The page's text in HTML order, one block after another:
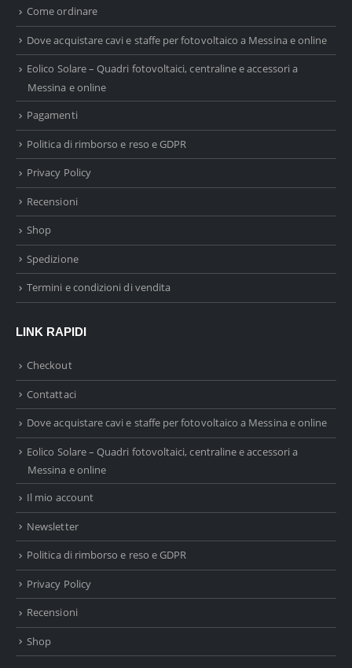
Come ordinare
Dove acquistare cavi e staffe per fotovoltaico a Messina e online
Eolico Solare – Quadri fotovoltaici, centraline e accessori a
Messina e online
Pagamenti
Politica di rimborso e reso e GDPR
Privacy Policy
Recensioni
Shop
Spedizione
Termini e condizioni di vendita
LINK RAPIDI
Checkout
Contattaci
Dove acquistare cavi e staffe per fotovoltaico a Messina e online
Eolico Solare – Quadri fotovoltaici, centraline e accessori a
Messina e online
Il mio account
Newsletter
Politica di rimborso e reso e GDPR
Privacy Policy
Recensioni
Shop